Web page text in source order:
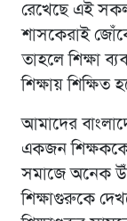
রেখেছে এই
শাসকেরাই
তাহলে শিক্ষা
শিক্ষায় শিক্ষিত
আমাদের
একজন শিক্ষককে
সমাজে অনেক
শিক্ষাগুরুকে